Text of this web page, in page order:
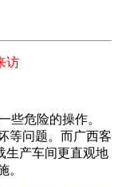
访
危险的操作。
等问题。而广西客
生产车间更直观地
。